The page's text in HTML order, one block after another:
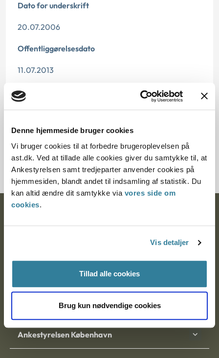
Denne hjemmeside bruger cookies
Vi bruger cookies til at forbedre brugeroplevelsen på
ast.dk. Ved at tillade alle cookies giver du samtykke til, at
Ankestyrelsen samt tredjeparter anvender cookies på
hjemmesiden, blandt andet til indsamling af statistik. Du
kan altid ændre dit samtykke via vores side om
cookies.
Vis detaljer
Tillad alle cookies
Brug kun nødvendige cookies
Dato for underskrift
20.07.2006
Offentliggørelsesdato
11.07.2013
Paragraf
§ 55
Journalnummer
8500051-06
Ankestyrelsen Aalborg
Ankestyrelsen København